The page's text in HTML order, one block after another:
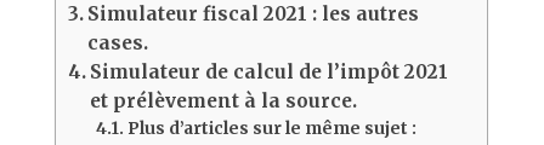
Simulateur fiscal 2021 : les autres
cases.
Simulateur de calcul de l’impôt 2021
et prélèvement à la source.
Plus d’articles sur le même sujet :